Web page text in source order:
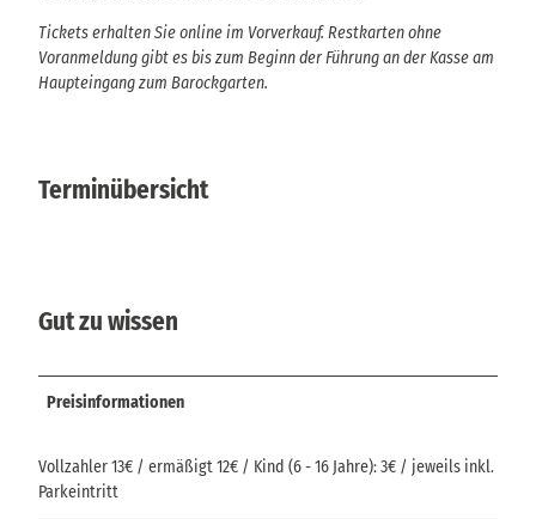
Tickets erhalten Sie online im Vorverkauf. Restkarten ohne
Voranmeldung gibt es bis zum Beginn der Führung an der Kasse am
Haupteingang zum Barockgarten.
Terminübersicht
Gut zu wissen
Preisinformationen
Vollzahler 13€ / ermäßigt 12€ / Kind (6 - 16 Jahre): 3€ / jeweils inkl.
Parkeintritt